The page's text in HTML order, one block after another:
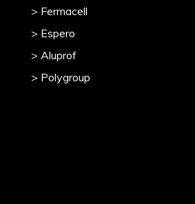
> Fermacell
> Espero
> Aluprof
> Polygroup